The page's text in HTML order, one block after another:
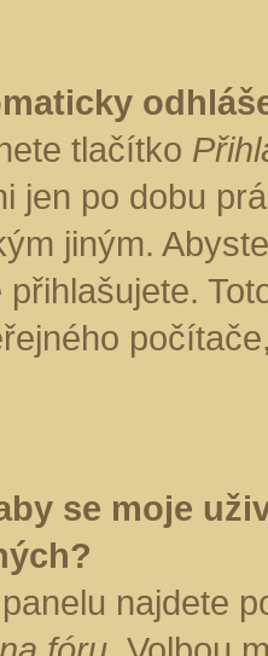
tlačítko
jen po dobu
jiným.
se moje
najdete